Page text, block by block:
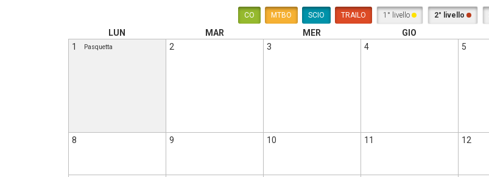
CO MTBO SCIO TRAILO 1° livello 2° livello
LUN MAR MER GIO
1
Pasquetta 2 3 4 5
8 9 10 11 12